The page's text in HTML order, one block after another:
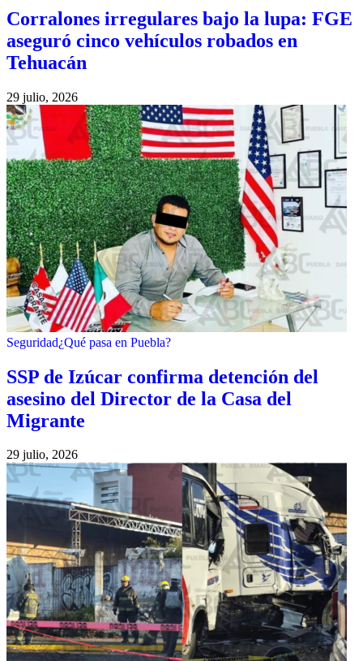
Corralones irregulares bajo la lupa: FGE
aseguró cinco vehículos robados en
Tehuacán
29 julio, 2026
Seguridad¿Qué pasa en Puebla?
SSP de Izúcar confirma detención del
asesino del Director de la Casa del
Migrante
29 julio, 2026